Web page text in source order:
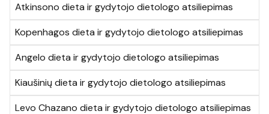
Atkinsono dieta ir gydytojo dietologo atsiliepimas
Kopenhagos dieta ir gydytojo dietologo atsiliepimas
Angelo dieta ir gydytojo dietologo atsiliepimas
Kiaušinių dieta ir gydytojo dietologo atsiliepimas
Levo Chazano dieta ir gydytojo dietologo atsiliepimas